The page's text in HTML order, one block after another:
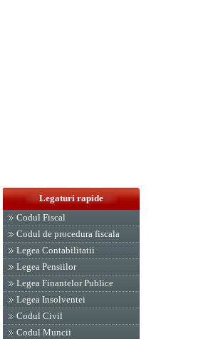
Legaturi rapide
Codul Fiscal
Codul de procedura fiscala
Legea Contabilitatii
Legea Pensiilor
Legea Finantelor Publice
Legea Insolventei
Codul Civil
Codul Muncii